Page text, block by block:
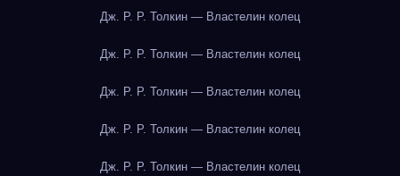
Дж. Р. Р. Толкин — Властелин колец
Дж. Р. Р. Толкин — Властелин колец
Дж. Р. Р. Толкин — Властелин колец
Дж. Р. Р. Толкин — Властелин колец
Дж. Р. Р. Толкин — Властелин колец